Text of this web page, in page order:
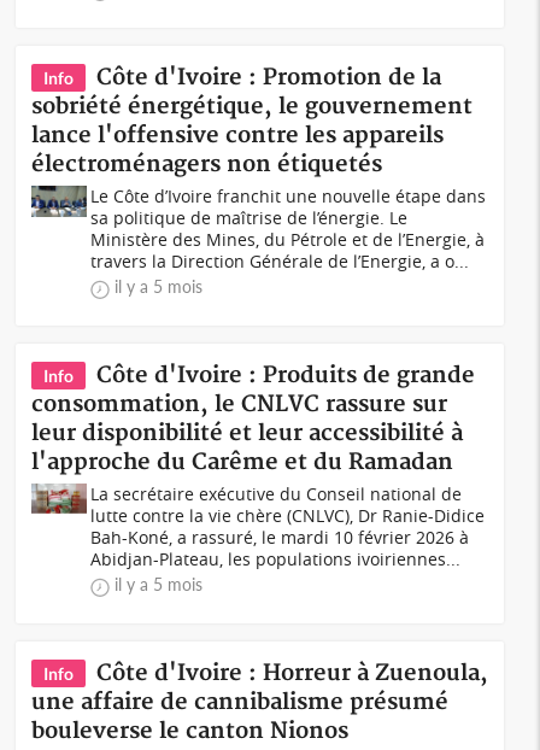
Info
Côte d'Ivoire : Promotion de la
sobriété énergétique, le gouvernement
lance l'offensive contre les appareils
électroménagers non étiquetés
Le Côte d’Ivoire franchit une nouvelle étape dans
sa politique de maîtrise de l’énergie. Le
Ministère des Mines, du Pétrole et de l’Energie, à
travers la Direction Générale de l’Energie, a o...
il y a 5 mois
Info
Côte d'Ivoire : Produits de grande
consommation, le CNLVC rassure sur
leur disponibilité et leur accessibilité à
l'approche du Carême et du Ramadan
La secrétaire exécutive du Conseil national de
lutte contre la vie chère (CNLVC), Dr Ranie-Didice
Bah-Koné, a rassuré, le mardi 10 février 2026 à
Abidjan-Plateau, les populations ivoiriennes...
il y a 5 mois
Info
Côte d'Ivoire : Horreur à Zuenoula,
une affaire de cannibalisme présumé
bouleverse le canton Nionos